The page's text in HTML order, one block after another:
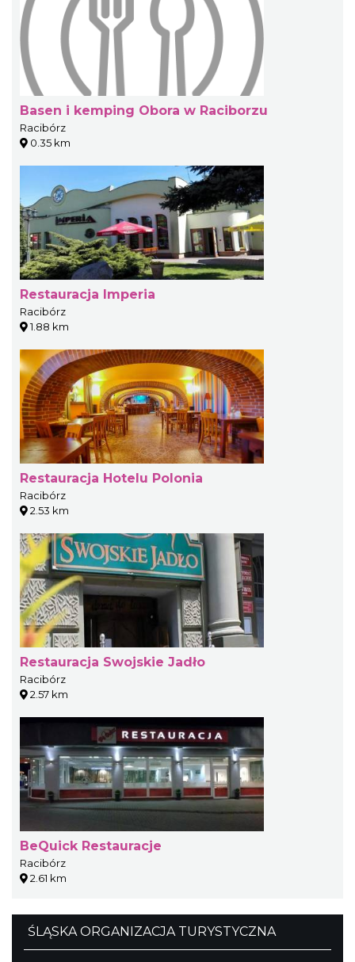
Basen i kemping Obora w Raciborzu
Racibórz
0.35 km
Restauracja Imperia
Racibórz
1.88 km
Restauracja Hotelu Polonia
Racibórz
2.53 km
Restauracja Swojskie Jadło
Racibórz
2.57 km
BeQuick Restauracje
Racibórz
2.61 km
ŚLĄSKA ORGANIZACJA TURYSTYCZNA